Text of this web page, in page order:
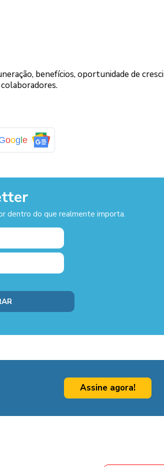
benefícios, oportunidade de
oogle
dentro do que realmente importa.
Assine agora!